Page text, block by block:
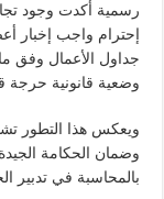
رسمية أكدت وجود
إحترام واجب إخبار
جداول الأعمال وفق
وضعية قانونية
ويعكس هذا التطور
وضمان الحكامة
بالمحاسبة في تدبير